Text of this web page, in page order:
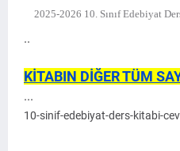
2025-2026 10. Sınıf Edebiyat
..
KİTABIN DİĞER TÜM
...
10-sinif-edebiyat-ders-kitabi-